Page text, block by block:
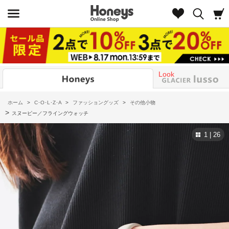
Look
ホーム > C･O･L･Z･A > ファッショングッズ > その他小物
> スヌーピー／フライングウォッチ
1 | 26